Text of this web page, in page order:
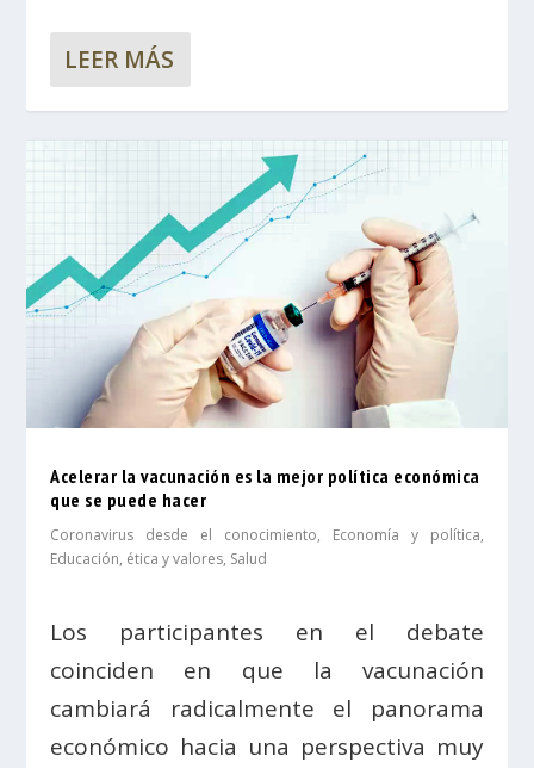
LEER MÁS
Acelerar la vacunación es la mejor política económica
que se puede hacer
Coronavirus desde el conocimiento, Economía y política,
Educación, ética y valores, Salud
Los participantes en el debate
coinciden en que la vacunación
cambiará radicalmente el panorama
económico hacia una perspectiva muy